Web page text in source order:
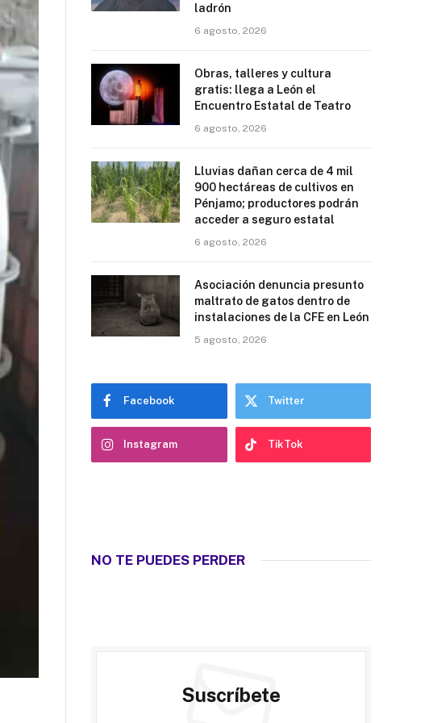
ladrón
6 agosto, 2026
Obras, talleres y cultura
gratis: llega a León el
Encuentro Estatal de Teatro
6 agosto, 2026
Lluvias dañan cerca de 4 mil
900 hectáreas de cultivos en
Pénjamo; productores podrán
acceder a seguro estatal
6 agosto, 2026
Asociación denuncia presunto
maltrato de gatos dentro de
instalaciones de la CFE en León
5 agosto, 2026
Facebook Twitter
Instagram TikTok
NO TE PUEDES PERDER
Suscríbete